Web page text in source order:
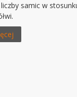
samic w